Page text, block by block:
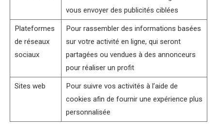
vous envoyer des publicités ciblées
Plateformes
de réseaux
sociaux
Pour rassembler des informations basées
sur votre activité en ligne, qui seront
partagées ou vendues à des annonceurs
pour réaliser un profit
Sites web
Pour suivre vos activités à l’aide de
cookies afin de fournir une expérience plus
personnalisée